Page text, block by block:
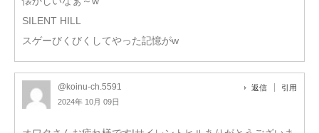
SILENT HILL
スゲーびくびくしてやった記憶がw
@koinu-ch.5591
2024年 10月 09日
返信 引用